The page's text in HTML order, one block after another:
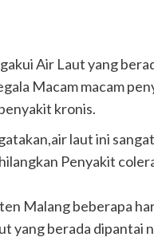
Air Laut yang
Macam macam
kronis.
laut ini
Penyakit
Malang beberapa
yang berada dipantai